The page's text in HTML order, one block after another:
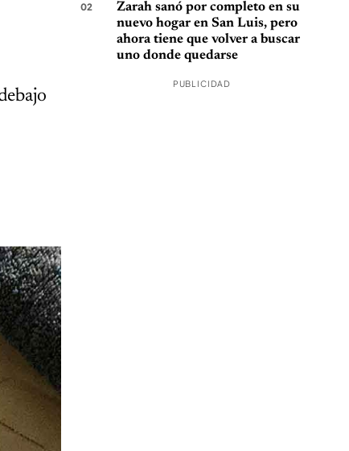
Zarah sanó por completo en su
nuevo hogar en San Luis, pero
ahora tiene que volver a buscar
uno donde quedarse
PUBLICIDAD